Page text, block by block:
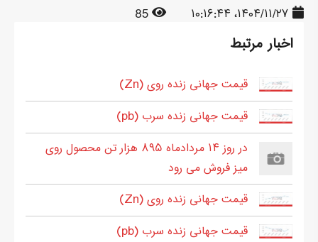
اخبار مرتبط
قیمت جهانی زنده روی (Zn)
قیمت جهانی زنده سرب (pb)
در روز ۱۴ مردادماه ۸۹۵ هزار تن محصول روی
میز فروش می رود
قیمت جهانی زنده روی (Zn)
قیمت جهانی زنده سرب (pb)